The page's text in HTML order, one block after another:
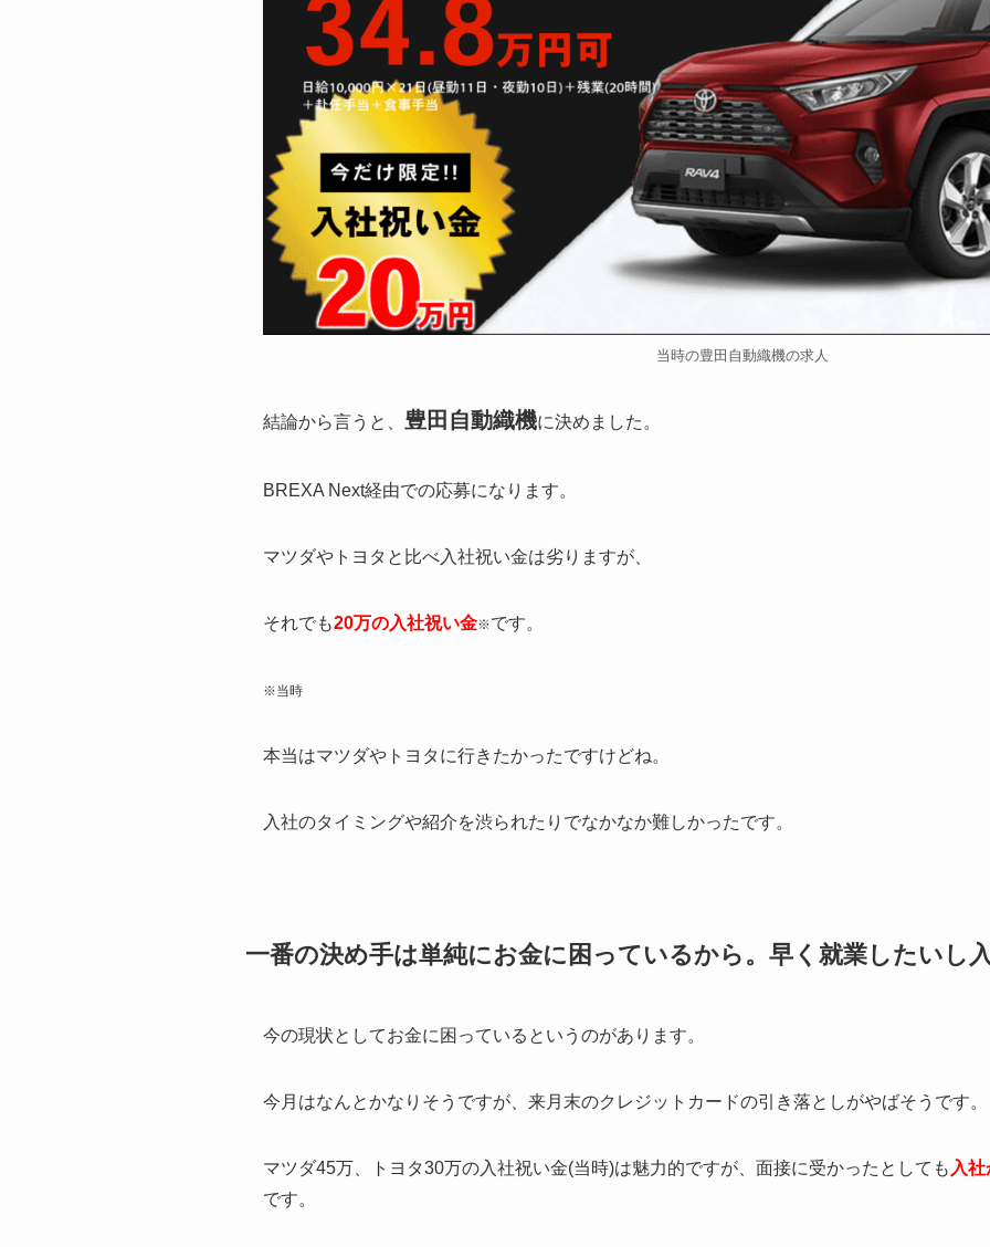
当時の豊田自動織機の求人
結論から言うと、 豊田自動織機に決めました。
BREXA Next経由での応募になります。
マツダやトヨタと比べ入社祝い金は劣りますが、
それでも20万の入社祝い金※です。
※当時
本当はマツダやトヨタに行きたかったですけどね。
入社のタイミングや紹介を渋られたりでなかなか難しかったです。
一番の決め手は単純にお金に困っているから。早く就業したいし
今の現状としてお金に困っているというのがあります。
今月はなんとかなりそうですが、来月末のクレジットカードの引き落としがやばそうです。
マツダ45万、トヨタ30万の入社祝い金(当時)は魅力的ですが、面接に受かったとしても入社
です。